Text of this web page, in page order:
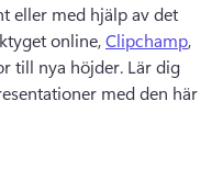
eller med hjälp av det
online, Clipchamp,
till nya höjder. Lär dig
med den här